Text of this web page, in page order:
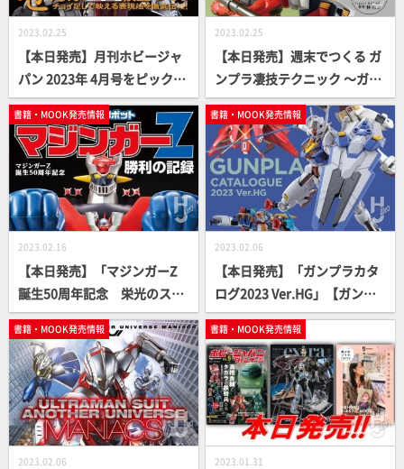
2023.02.25
【本日発売】月刊ホビージャ
パン 2023年 4月号をピックア
ップ！
2023.02.25
【本日発売】週末でつくる ガ
ンプラ凄技テクニック ～ガン
プラ簡単フィニッシュのスス
メ～ 懐かしのキット編【ガン
プラ How To MOOK】
書籍・MOOK発売情報
2023.02.16
【本日発売】「マジンガーZ
誕生50周年記念 栄光のスー
パーロボット マジンガーZ
勝利の記録」【永井豪】
書籍・MOOK発売情報
2023.02.06
【本日発売】「ガンプラカタ
ログ2023 Ver.HG」【ガンダ
ム】
書籍・MOOK発売情報
2023.02.06
書籍・MOOK発売情報
2023.01.31